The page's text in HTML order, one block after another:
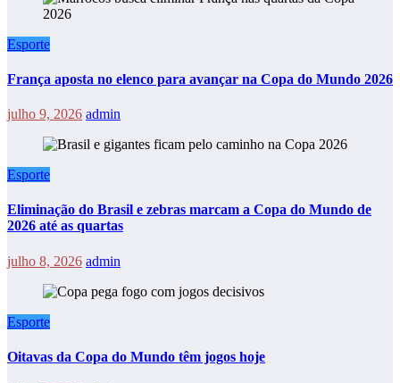
Esporte
França aposta no elenco para avançar na Copa do Mundo 2026
julho 9, 2026 admin
Esporte
Eliminação do Brasil e zebras marcam a Copa do Mundo de
2026 até as quartas
julho 8, 2026 admin
Esporte
Oitavas da Copa do Mundo têm jogos hoje